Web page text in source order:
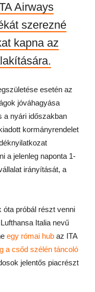
Airways
szerezné
kapna az
esetén az
jóváhagyása
a nyári időszakban
kormányrendelet
a jelenleg naponta 1-
irányítását, a
óta próbál részt venni
Italia nevű
egy római hub az ITA
a csőd szélén táncoló
jelentős piacrészt